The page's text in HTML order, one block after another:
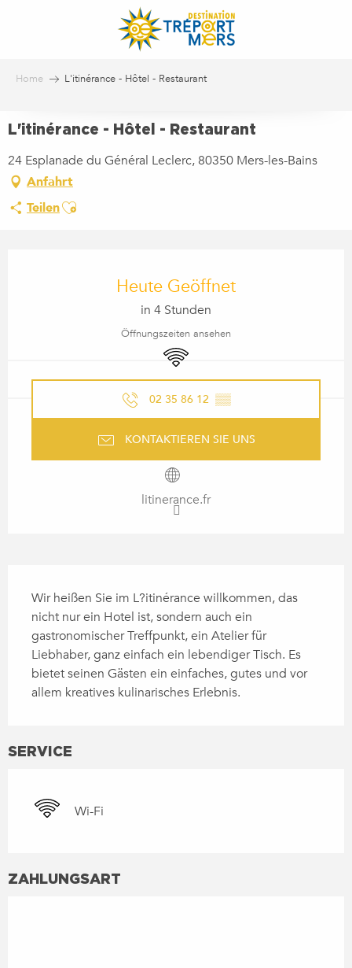
Home L'itinérance - Hôtel - Restaurant
L'itinérance - Hôtel - Restaurant
24 Esplanade du Général Leclerc, 80350 Mers-les-Bains
Anfahrt
TeilenAjouter aux favoris
Heute Geöffnet
in 4 Stunden
Öffnungszeiten ansehen
Wi-Fi
02 35 86 12 ▒▒
KONTAKTIEREN SIE UNS
litinerance.fr
Wir heißen Sie im L?itinérance willkommen, das
nicht nur ein Hotel ist, sondern auch ein
gastronomischer Treffpunkt, ein Atelier für
Liebhaber, ganz einfach ein lebendiger Tisch. Es
bietet seinen Gästen ein einfaches, gutes und vor
allem kreatives kulinarisches Erlebnis.
SERVICE
Wi-Fi
ZAHLUNGSART